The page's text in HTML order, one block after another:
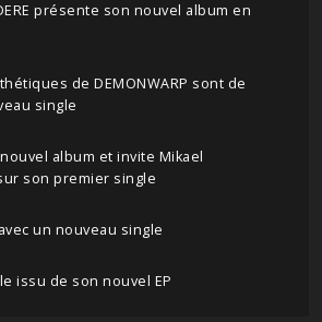
présente son nouvel album en
de DEMONWARP sont de
single
album et invite Mikael
son premier single
un nouveau single
issu de son nouvel EP